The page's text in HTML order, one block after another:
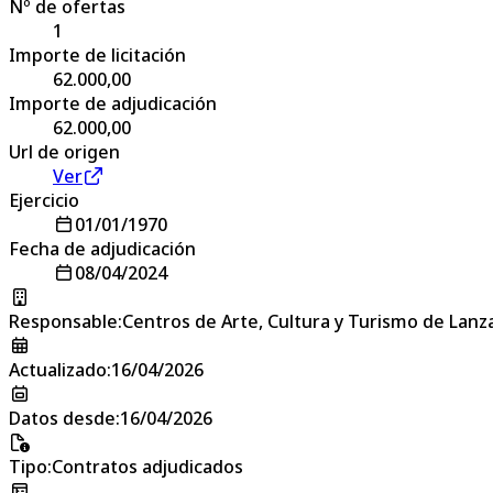
Nº de ofertas
1
Importe de licitación
62.000,00
Importe de adjudicación
62.000,00
Url de origen
Ver
Ejercicio
01/01/1970
Fecha de adjudicación
08/04/2024
Responsable:Centros de Arte, Cultura y Turismo de
Actualizado:16/04/2026
Datos desde:16/04/2026
Tipo:Contratos adjudicados